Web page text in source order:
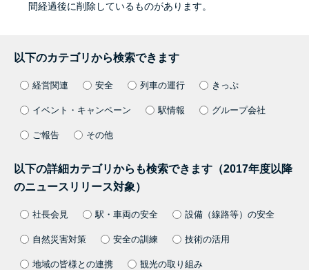
間経過後に削除しているものがあります。
以下のカテゴリから検索できます
経営関連 安全 列車の運行 きっぷ
イベント・キャンペーン 駅情報 グループ会社
ご報告 その他
以下の詳細カテゴリからも検索できます（2017年度以降
のニュースリリース対象）
社長会見 駅・車両の安全 設備（線路等）の安全
自然災害対策 安全の訓練 技術の活用
地域の皆様との連携 観光の取り組み